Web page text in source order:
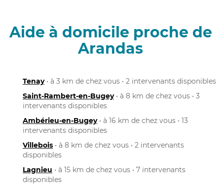
Aide à domicile proche de
Arandas
Tenay• à 3 km de chez vous • 2 intervenants disponibles
Saint-Rambert-en-Bugey• à 8 km de chez vous • 3
intervenants disponibles
Ambérieu-en-Bugey• à 16 km de chez vous • 13
intervenants disponibles
Villebois • à 8 km de chez vous • 2 intervenants
disponibles
Lagnieu • à 15 km de chez vous • 7 intervenants
disponibles